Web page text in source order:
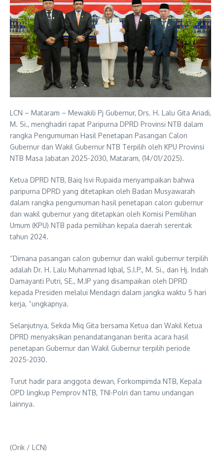
LCN – Mataram – Mewakili Pj Gubernur, Drs. H. Lalu Gita Ariadi,
M. Si., menghadiri rapat Paripurna DPRD Provinsi NTB dalam
rangka Pengumuman Hasil Penetapan Pasangan Calon
Gubernur dan Wakil Gubernur NTB Terpilih oleh KPU Provinsi
NTB Masa Jabatan 2025-2030, Mataram, (14/01/2025).
Ketua DPRD NTB, Baiq Isvi Rupaida menyampaikan bahwa
paripurna DPRD yang ditetapkan oleh Badan Musyawarah
dalam rangka pengumuman hasil penetapan calon gubernur
dan wakil gubernur yang ditetapkan oleh Komisi Pemilihan
Umum (KPU) NTB pada pemilihan kepala daerah serentak
tahun 2024.
“Dimana pasangan calon gubernur dan wakil gubernur terpilih
adalah Dr. H. Lalu Muhammad Iqbal, S.I.P., M. Si., dan Hj. Indah
Damayanti Putri, SE., M.IP yang disampaikan oleh DPRD
kepada Presiden melalui Mendagri dalam jangka waktu 5 hari
kerja, “ungkapnya.
Selanjutnya, Sekda Miq Gita bersama Ketua dan Wakil Ketua
DPRD menyaksikan penandatanganan berita acara hasil
penetapan Gubernur dan Wakil Gubernur terpilih periode
2025-2030.
Turut hadir para anggota dewan, Forkompimda NTB, Kepala
OPD lingkup Pemprov NTB, TNI-Polri dan tamu undangan
lainnya.
(Orik / LCN)